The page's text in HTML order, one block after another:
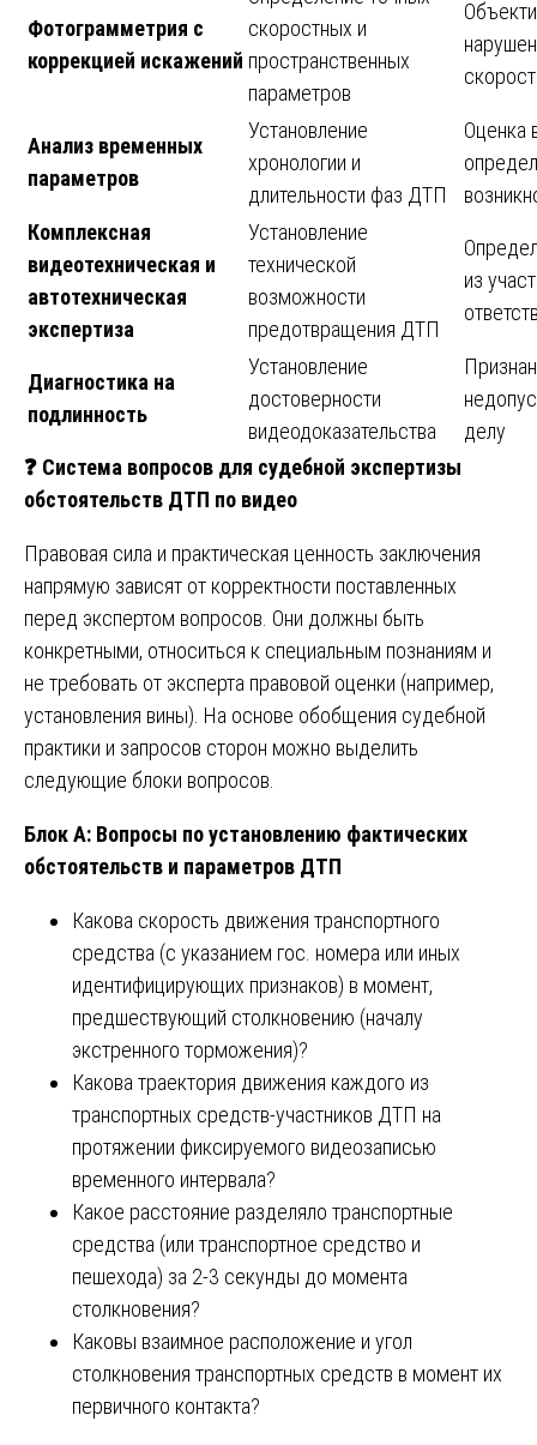
Фотограмметрия с
коррекцией искажений
скоростных и
пространственных
параметров
Анализ временных
параметров
Установление
хронологии и
длительности фаз ДТП
Оценка
Комплексная
видеотехническая и
автотехническая
экспертиза
Установление
технической
возможности
предотвращения ДТП
из
Диагностика на
подлинность
Установление
достоверности
видеодоказательства
делу
❓ Система вопросов для судебной экспертизы
обстоятельств ДТП по видео
Правовая сила и практическая ценность заключения
напрямую зависят от корректности поставленных
перед экспертом вопросов. Они должны быть
конкретными, относиться к специальным познаниям и
не требовать от эксперта правовой оценки (например,
установления вины). На основе обобщения судебной
практики и запросов сторон можно выделить
следующие блоки вопросов.
Блок А: Вопросы по установлению фактических
обстоятельств и параметров ДТП
Какова скорость движения транспортного
средства (с указанием гос. номера или иных
идентифицирующих признаков) в момент,
предшествующий столкновению (началу
экстренного торможения)?
Какова траектория движения каждого из
транспортных средств-участников ДТП на
протяжении фиксируемого видеозаписью
временного интервала?
Какое расстояние разделяло транспортные
средства (или транспортное средство и
пешехода) за 2-3 секунды до момента
столкновения?
Каковы взаимное расположение и угол
столкновения транспортных средств в момент их
первичного контакта?